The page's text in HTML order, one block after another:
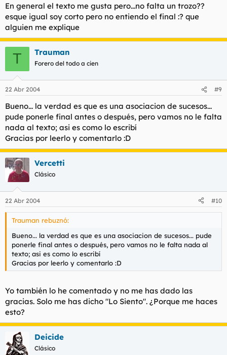
En general el texto me gusta pero...no falta un trozo??
esque igual soy corto pero no entiendo el final :? que
alguien me explique
T Trauman
Forero del todo a cien
22 Abr 2004 #9
Bueno... la verdad es que es una asociacion de sucesos...
pude ponerle final antes o después, pero vamos no le falta
nada al texto; asi es como lo escribí
Gracias por leerlo y comentarlo :D
Vercetti
Clásico
22 Abr 2004 #10
Trauman rebuznó:
Bueno... la verdad es que es una asociacion de sucesos... pude
ponerle final antes o después, pero vamos no le falta nada al
texto; asi es como lo escribí
Gracias por leerlo y comentarlo :D
Yo también lo he comentado y no me has dado las
gracias. Solo me has dicho "Lo Siento". ¿Porque me haces
esto?
Deicide
Clásico